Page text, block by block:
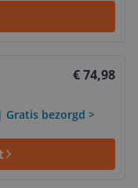
€ 74,98
Gratis bezorgd >